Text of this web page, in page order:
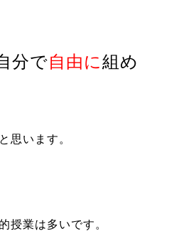
分で自由に組め
思います。
授業は多いです。